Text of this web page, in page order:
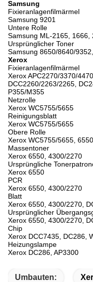
Samsung
Fixieranlagenfilmärmel
Samsung 9201
Untere Rolle
Samsung ML-2165, 1666,
Ursprünglicher Toner
Samsung 8650/8640/
Xerox
Fixieranlagenfilmärmel
Xerox APC2270/3370/
DCC2260/2263/2265,
P355/M355
Netzrolle
Xerox WC5755/5655
Reinigungsblatt
Xerox WC5755/5655
Obere Rolle
Xerox WC5755/5655,
Massentoner
Xerox 6550, 4300/2270
Ursprüngliche
Xerox 6550
PCR
Xerox 6550, 4300/2270
Blatt
Xerox 6550, 4300/2270,
Ursprünglicher
Xerox 6550, 4300/2270,
Chip
Xerox DCC7435, DC286,
Heizungslampe
Xerox DC286, AP3300
Umbauten: